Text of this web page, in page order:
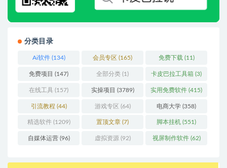
分类目录
Ai软件(134) 会员专区 (165) 免费下载 (11)
免费项目 (147) 全部分类 (1) 卡皮巴拉工具箱 (3)
在线工具 (157) 实操项目 (3789) 实用免费软件 (415)
引流教程 (44) 游戏专区 (64) 电商大学 (358)
精选软件(1209) 置顶文章 (7) 脚本挂机 (551)
自媒体运营(96) 虚拟资源 (92) 视屏制作软件(62)